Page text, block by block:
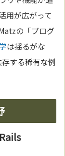
用が広がって
の「プログ
は揺るがな
する稀有な例